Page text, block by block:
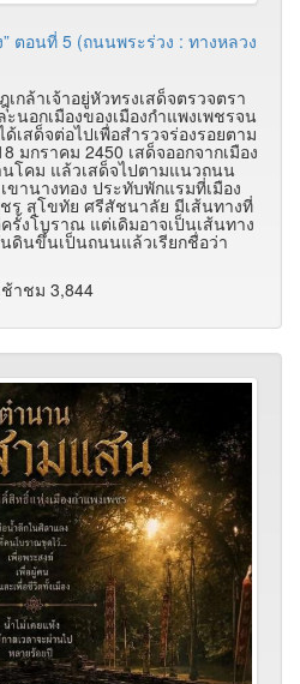
” ตอนที่ 5 (ถนนพระร่วง : ทางหลวง
กล้าเจ้าอยู่หัวทรงเสด็จตรวจตรา
นอกเมืองของเมืองกำแพงเพชรจน
เสด็จต่อไปเพื่อสำรวจร่องรอยตาม
มกราคม 2450 เสด็จออกจากเมือง
โคม แล้วเสด็จไปตามแนวถนน
ขานางทอง ประทับพักแรมที่เมือง
ชร สุโขทัย ศรีสัชนาลัย มีเส้นทางที่
รั้งโบราณ แต่เดิมอาจเป็นเส้นทาง
ดินขึ้นเป็นถนนแล้วเรียกชื่อว่า
ช้าชม 3,844